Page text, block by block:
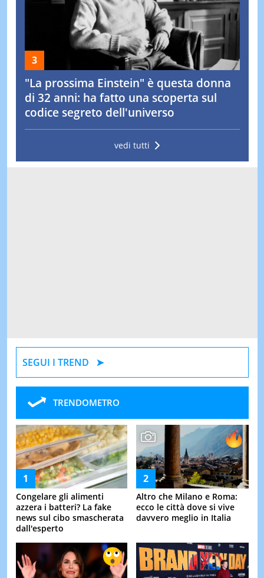
"La prossima Einstein" è questa donna
di 32 anni: ha fatto una scoperta sul
codice segreto dell'universo
vedi tutti
SEGUI I TREND
TRENDOMETRO
Congelare gli alimenti
azzera i batteri? La fake
news sul cibo smascherata
dall'esperto
Altro che Milano e Roma:
ecco le città dove si vive
davvero meglio in Italia